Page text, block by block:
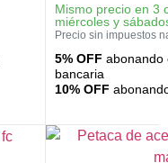
Mismo precio en 3
miércoles y
Precio sin impuestos
5% OFF abonando
bancaria
10% OFF